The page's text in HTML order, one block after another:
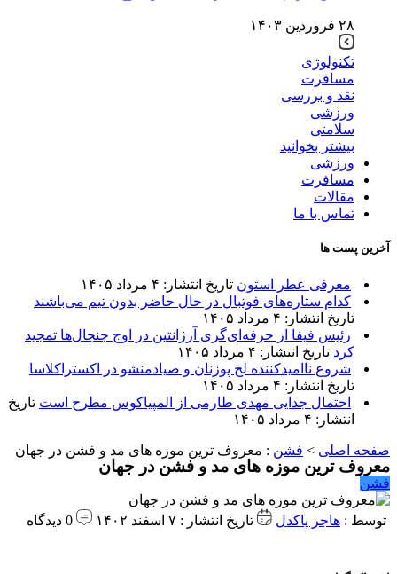
۲۸ فروردین ۱۴۰۳
تکنولوژی
مسافرت
نقد و بررسی
ورزشی
سلامتی
بیشتر بخوانید
ورزشی
مسافرت
مقالات
تماس با ما
آخرین پست ها
معرفی عطر استون تاریخ انتشار: ۴ مرداد ۱۴۰۵
کدام ستاره‌های فوتبال در حال حاضر بدون تیم می‌باشند
تاریخ انتشار: ۴ مرداد ۱۴۰۵
رئیس فیفا از حرفه‌ای‌گری آرژانتین در اوج جنجال‌ها تمجید
کرد تاریخ انتشار: ۴ مرداد ۱۴۰۵
شروع ناامیدکننده لخ پوزنان و صیادمنشو در اکستراکلاسا
تاریخ انتشار: ۴ مرداد ۱۴۰۵
احتمال جدایی مهدی طارمی از المپیاکوس مطرح است تاریخ
انتشار: ۴ مرداد ۱۴۰۵
صفحه اصلی > فشن : معروف ترین موزه های مد و فشن در جهان
معروف ترین موزه های مد و فشن در جهان
فشن
توسط : هاجر پاکدل تاریخ انتشار : ۷ اسفند ۱۴۰۲